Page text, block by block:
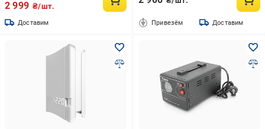
2 999 ₴/шт.
Доставим Привезём Доставим